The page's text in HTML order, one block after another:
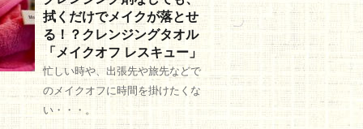
拭くだけでメイクが落とせ
る！？クレンジングタオル
「メイクオフ レスキュー」
忙しい時や、出張先や旅先などで
のメイクオフに時間を掛けたくな
い・・・。